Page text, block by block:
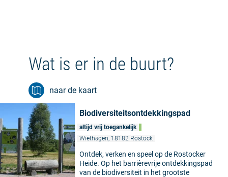
Wat is er in de buurt?
naar de kaart
Biodiversiteitsontdekkingspad
altijd vrij toegankelijk
Wiethagen, 18182 Rostock
Ontdek, verken en speel op de Rostocker
Heide. Op het barrièrevrije ontdekkingspad
van de biodiversiteit in het grootste